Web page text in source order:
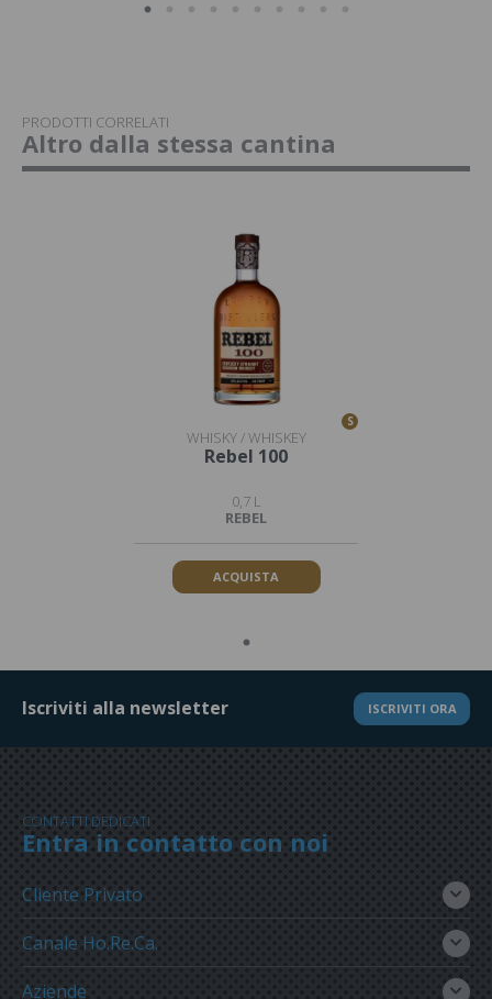
PRODOTTI CORRELATI
Altro dalla stessa cantina
S
WHISKY / WHISKEY
Rebel 100
0,7 L
REBEL
ACQUISTA
Iscriviti alla newsletter ISCRIVITI ORA
CONTATTI DEDICATI
Entra in contatto con noi
Cliente Privato
Canale Ho.Re.Ca.
Aziende